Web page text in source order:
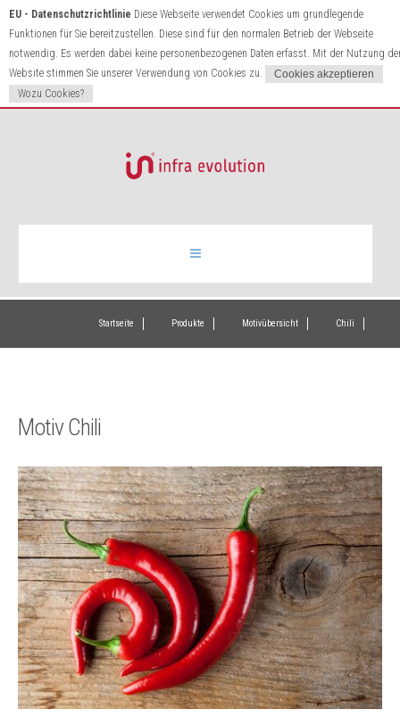
EU - Datenschutzrichtlinie Diese Webseite verwendet Cookies um grundlegende
Funktionen für Sie bereitzustellen. Diese sind für den normalen Betrieb der Webseite
notwendig. Es werden dabei keine personenbezogenen Daten erfasst. Mit der Nutzung
Website stimmen Sie unserer Verwendung von Cookies zu.
Wozu Cookies?
Infrarotheizung
Kontakt
Startseite Produkte Motivübersicht Chili
Motiv Chili